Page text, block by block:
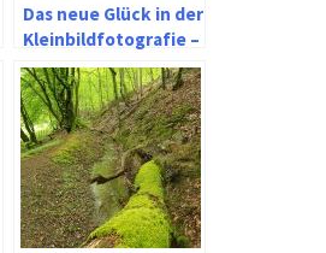
Das neue Glück in der
Kleinbildfotografie –
Sony Alpha 7c